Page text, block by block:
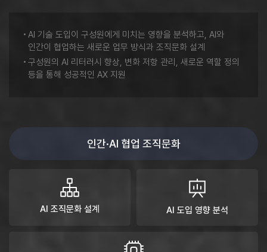
AI 기술 도입이 구성원에게 미치는 영향을 분석하고, AI와
인간이 협업하는 새로운 업무 방식과 조직문화 설계
구성원의 AI 리터러시 향상, 변화 저항 관리, 새로운 역할 정의
등을 통해 성공적인 AX 지원
인간·AI 협업 조직문화
AI 조직문화 설계 AI 도입 영향 분석